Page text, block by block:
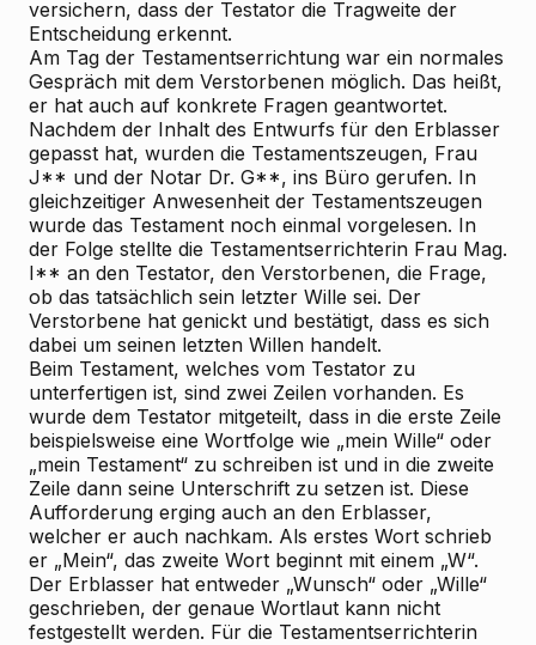
versichern, dass der Testator die Tragweite der
Entscheidung erkennt.
Am Tag der Testamentserrichtung war ein normales
Gespräch mit dem Verstorbenen möglich. Das heißt,
er hat auch auf konkrete Fragen geantwortet.
Nachdem der Inhalt des Entwurfs für den Erblasser
gepasst hat, wurden die Testamentszeugen, Frau
J** und der Notar Dr. G**, ins Büro gerufen. In
gleichzeitiger Anwesenheit der Testamentszeugen
wurde das Testament noch einmal vorgelesen. In
der Folge stellte die Testamentserrichterin Frau Mag.
I** an den Testator, den Verstorbenen, die Frage,
ob das tatsächlich sein letzter Wille sei. Der
Verstorbene hat genickt und bestätigt, dass es sich
dabei um seinen letzten Willen handelt.
Beim Testament, welches vom Testator zu
unterfertigen ist, sind zwei Zeilen vorhanden. Es
wurde dem Testator mitgeteilt, dass in die erste Zeile
beispielsweise eine Wortfolge wie „mein Wille“ oder
„mein Testament“ zu schreiben ist und in die zweite
Zeile dann seine Unterschrift zu setzen ist. Diese
Aufforderung erging auch an den Erblasser,
welcher er auch nachkam. Als erstes Wort schrieb
er „Mein“, das zweite Wort beginnt mit einem „W“.
Der Erblasser hat entweder „Wunsch“ oder „Wille“
geschrieben, der genaue Wortlaut kann nicht
festgestellt werden. Für die Testamentserrichterin